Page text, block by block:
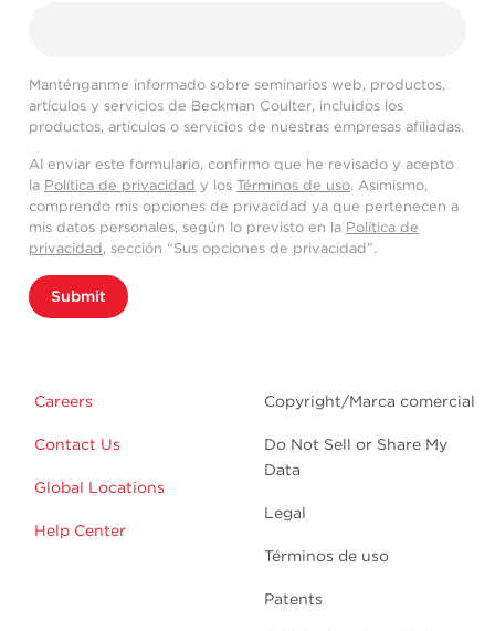
Manténganme informado sobre seminarios web, productos,
artículos y servicios de Beckman Coulter, incluidos los
productos, artículos o servicios de nuestras empresas afiliadas.
Al enviar este formulario, confirmo que he revisado y acepto
la Política de privacidad y los Términos de uso. Asimismo,
comprendo mis opciones de privacidad ya que pertenecen a
mis datos personales, según lo previsto en la Política de
privacidad, sección “Sus opciones de privacidad”.
Submit
Careers
Contact Us
Global Locations
Help Center
Copyright/Marca comercial
Do Not Sell or Share My
Data
Legal
Términos de uso
Patents